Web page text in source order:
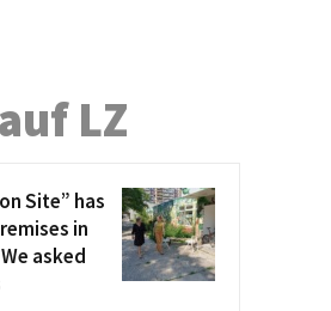
LZ
Site” has
in
asked